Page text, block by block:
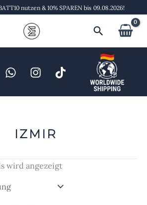
nutzen & 10% SPAREN bis 09.08.2026!
Suchen
IZMIR
wird angezeigt